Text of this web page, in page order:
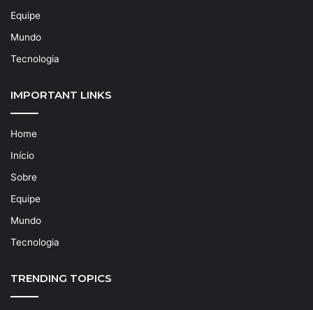
Equipe
Mundo
Tecnologia
IMPORTANT LINKS
Home
Início
Sobre
Equipe
Mundo
Tecnologia
TRENDING TOPICS